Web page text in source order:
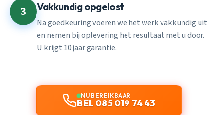
3 Vakkundig opgelost
Na goedkeuring voeren we het werk vakkundig uit
en nemen bij oplevering het resultaat met u door.
U krijgt 10 jaar garantie.
NU BEREIKBAAR
BEL 085 019 74 43